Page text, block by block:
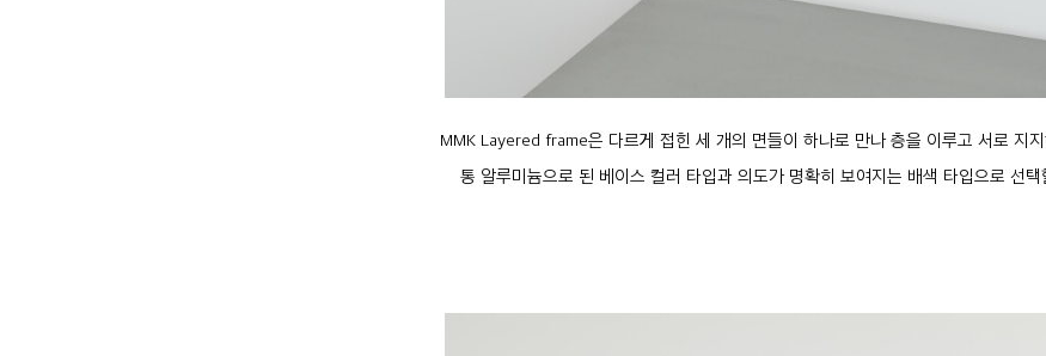
MMK Layered frame은 다르게 접힌 세 개의 면들이 하나로 만나 층을 이루고 서로 지지
통 알루미늄으로 된 베이스 컬러 타입과 의도가 명확히 보여지는 배색 타입으로 선택